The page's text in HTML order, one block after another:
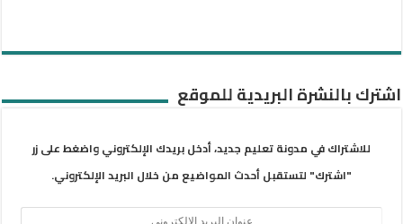
اشترك بالنشرة البريدية للموقع
للاشتراك في مدونة تعليم جديد، أدخل بريدك الإلكتروني واضغط على زر
"اشترك" لتستقبل أحدث المواضيع من خلال البريد الإلكتروني.